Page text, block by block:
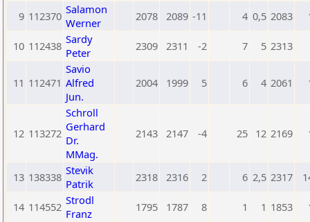
9 112370 Salamon
Werner
2078 2089 -11 4 0,5 2083
10 112438 Sardy
Peter
2309 2311 -2 7 5 2313
11 112471
Savio
Alfred
Jun.
2004 1999 5 6 4 2061
12 113272
Schroll
Gerhard
Dr.
MMag.
2143 2147 -4 25 12 2169
13 138338 Stevik
Patrik
2318 2316 2 6 2,5 2317
14 114552 Strodl
Franz
1795 1787 8 1 1 1853